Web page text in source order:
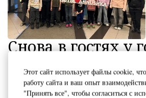
Этот сайт использует файлы cookie,
работу сайта и ваш опыт
"Принять все", чтобы согласиться с
Снова в гостях у
«Новая жизнь».